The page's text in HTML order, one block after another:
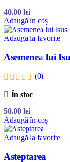
40.00 lei
Adaugă în coș
Adaugă la favorite
Asemenea lui
(0)
În stoc
50.00 lei
Adaugă în coș
Adaugă la favorite
Asteptarea